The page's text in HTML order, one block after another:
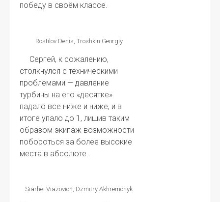
победу в своём классе.
Rostilov Denis, Troshkin Georgiy
Сергей, к сожалению,
столкнулся с техническими
проблемами — давление
турбины на его «десятке»
падало все ниже и ниже, и в
итоге упало до 1, лишив таким
образом экипаж возможности
побороться за более высокие
места в абсолюте.
Siarhei Viazovich, Dzmitry Akhremchyk